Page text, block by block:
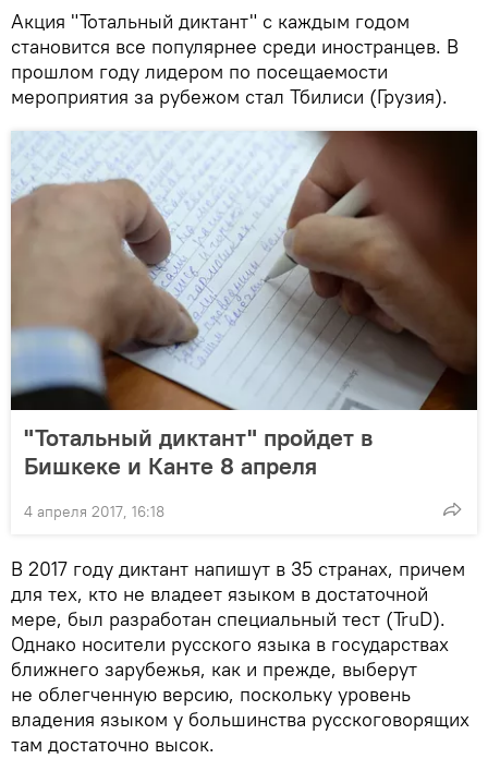
Акция "Тотальный диктант" с каждым годом
становится все популярнее среди иностранцев. В
прошлом году лидером по посещаемости
мероприятия за рубежом стал Тбилиси (Грузия).
"Тотальный диктант" пройдет в
Бишкеке и Канте 8 апреля
4 апреля 2017, 16:18
В 2017 году диктант напишут в 35 странах, причем
для тех, кто не владеет языком в достаточной
мере, был разработан специальный тест (TruD).
Однако носители русского языка в государствах
ближнего зарубежья, как и прежде, выберут
не облегченную версию, поскольку уровень
владения языком у большинства русскоговорящих
там достаточно высок.